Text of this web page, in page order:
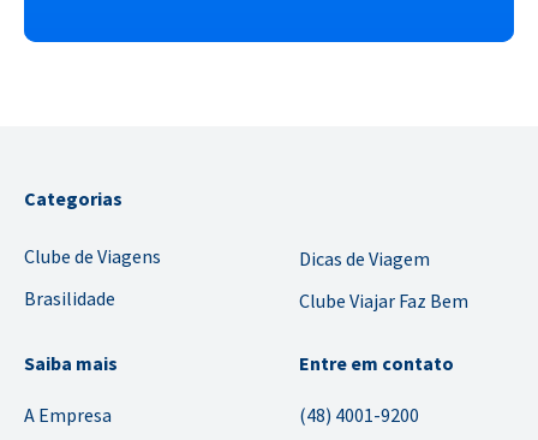
Categorias
Clube de Viagens
Brasilidade
Dicas de Viagem
Clube Viajar Faz Bem
Saiba mais
A Empresa
Entre em contato
(48) 4001-9200